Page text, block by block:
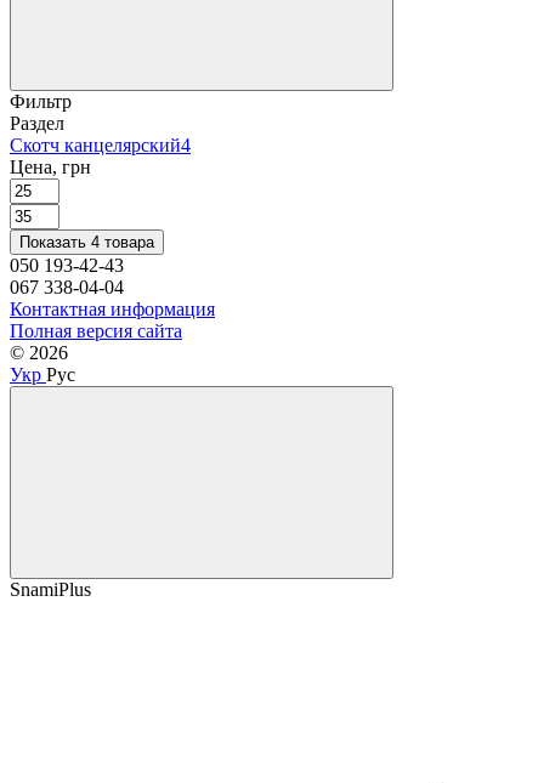
Фильтр
Раздел
Скотч канцелярский4
Цена, грн
Показать 4 товара
050 193-42-43
067 338-04-04
Контактная информация
Полная версия сайта
© 2026
Укр Рус
SnamiPlus